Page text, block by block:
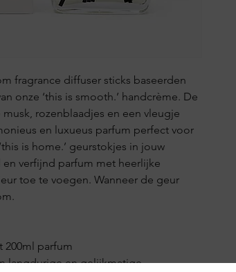
fragrance diffuser sticks baseerden
onze ‘this is smooth.’ handcrème. De
rozenblaadjes en een vleugje
en luxueus parfum perfect voor
is home.’ geurstokjes in jouw
verfijnd parfum met heerlijke
toe te voegen. Wanneer de geur
200ml parfum
langdurige en gelijkmatige